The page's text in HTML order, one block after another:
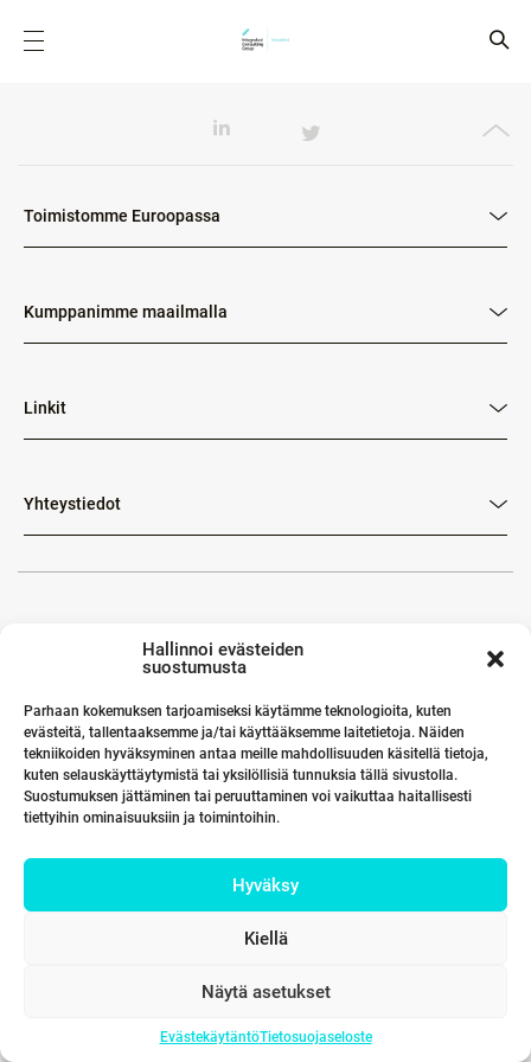
Hallinnoi evästeiden
suostumusta
Parhaan kokemuksen tarjoamiseksi käytämme teknologioita, kuten
evästeitä, tallentaaksemme ja/tai käyttääksemme laitetietoja. Näiden
tekniikoiden hyväksyminen antaa meille mahdollisuuden käsitellä tietoja,
kuten selauskäyttäytymistä tai yksilöllisiä tunnuksia tällä sivustolla.
Suostumuksen jättäminen tai peruuttaminen voi vaikuttaa haitallisesti
tiettyihin ominaisuuksiin ja toimintoihin.
Hyväksy
Kiellä
Näytä asetukset
EvästekäytäntöTietosuojaseloste
Toimistomme Euroopassa
Kumppanimme maailmalla
Linkit
Yhteystiedot